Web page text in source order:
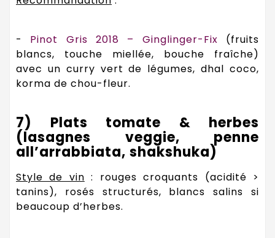
- Pinot Gris 2018 – Ginglinger-Fix (fruits
blancs, touche miellée, bouche fraîche)
avec un curry vert de légumes, dhal coco,
korma de chou-fleur.
7) Plats tomate & herbes
(lasagnes veggie, penne
all’arrabbiata, shakshuka)
Style de vin : rouges croquants (acidité >
tanins), rosés structurés, blancs salins si
beaucoup d’herbes.